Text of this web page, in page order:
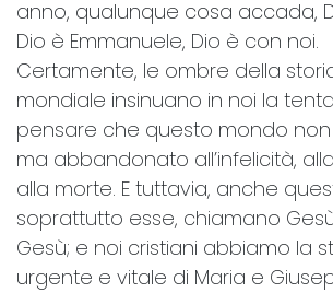
anno, qualunque cosa accada,
Dio è Emmanuele, Dio è con noi.
Certamente, le ombre della
mondiale insinuano in noi la
pensare che questo mondo non
ma abbandonato all’infelicità,
alla morte. E tuttavia, anche
soprattutto esse, chiamano
Gesù; e noi cristiani abbiamo la
urgente e vitale di Maria e